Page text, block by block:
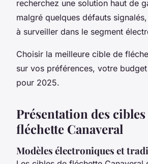
recherchez une solution haut de
malgré quelques défauts
à surveiller dans le segment
Choisir la meilleure cible de
sur vos préférences, votre
pour 2025.
Présentation des cibles
fléchette Canaveral
Modèles électroniques et